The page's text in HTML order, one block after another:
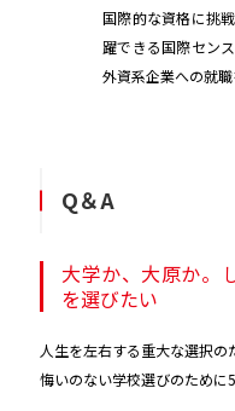
国際的な資格に挑
躍できる国際セン
外資系企業への就職
Q＆A
大学か、大原か。
を選びたい
人生を左右する重大な選択の
悔いのない学校選びのために